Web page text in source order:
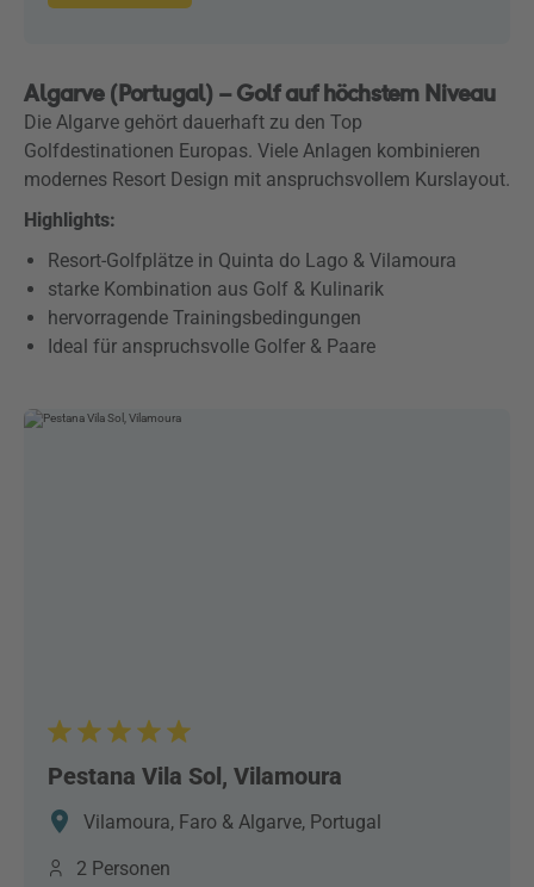
Algarve (Portugal) – Golf auf höchstem Niveau
Die Algarve gehört dauerhaft zu den Top
Golfdestinationen Europas. Viele Anlagen kombinieren
modernes Resort Design mit anspruchsvollem Kurslayout.
Highlights:
Resort-Golfplätze in Quinta do Lago & Vilamoura
starke Kombination aus Golf & Kulinarik
hervorragende Trainingsbedingungen
Ideal für anspruchsvolle Golfer & Paare
Pestana Vila Sol, Vilamoura
Vilamoura, Faro & Algarve, Portugal
2 Personen